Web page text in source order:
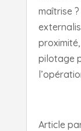
maîtrise
pilotage
Article